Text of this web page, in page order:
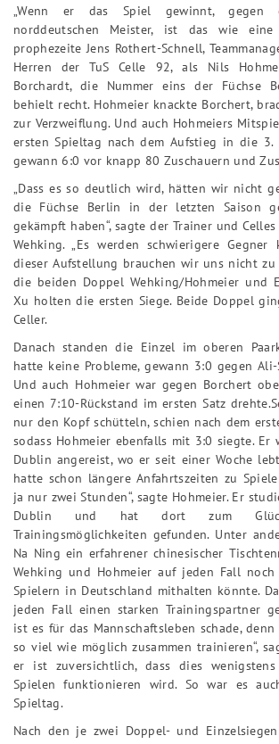
„Wenn er das Spiel gewinnt, gegen
norddeutschen Meister, ist das wie eine
prophezeite Jens Rothert-Schnell,
Herren der TuS Celle 92, als Nils
Borchardt, die Nummer eins der Füchse
behielt recht. Hohmeier knackte Borchert,
zur Verzweiflung. Und auch Hohmeiers
ersten Spieltag nach dem Aufstieg in die 3.
gewann 6:0 vor knapp 80 Zuschauern und
„Dass es so deutlich wird, hätten wir nicht
die Füchse Berlin in der letzten Saison
gekämpft haben“, sagte der Trainer und
Wehking. „Es werden schwierigere
dieser Aufstellung brauchen wir uns nicht zu
die beiden Doppel Wehking/Hohmeier und
Xu holten die ersten Siege. Beide Doppel
Celler.
Danach standen die Einzel im oberen
hatte keine Probleme, gewann 3:0 gegen
Und auch Hohmeier war gegen Borchert
einen 7:10-Rückstand im ersten Satz
nur den Kopf schütteln, schien nach dem
sodass Hohmeier ebenfalls mit 3:0 siegte. Er
Dublin angereist, wo er seit einer Woche
hatte schon längere Anfahrtszeiten zu
ja nur zwei Stunden“, sagte Hohmeier. Er
Dublin und hat dort zum
Trainingsmöglichkeiten gefunden. Unter
Na Ning ein erfahrener chinesischer
Wehking und Hohmeier auf jeden Fall
Spielern in Deutschland mithalten könnte.
jeden Fall einen starken Trainingspartner
ist es für das Mannschaftsleben schade,
so viel wie möglich zusammen trainieren“,
er ist zuversichtlich, dass dies
Spielen funktionieren wird. So war es
Spieltag.
Nach den je zwei Doppel- und